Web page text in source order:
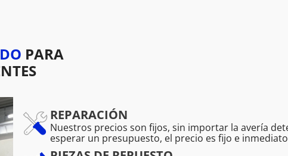
PARA
REPARACIÓN
Nuestros precios son fijos, sin importar la avería
esperar un presupuesto, el precio es fijo e